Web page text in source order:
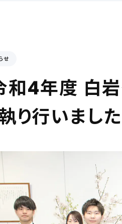
せ
和4年度 白
り行いました